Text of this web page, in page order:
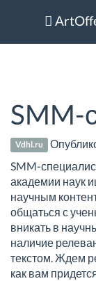
SMM-
Vdhl.ru
SMM-
академии наук
научным
общаться с
вникать в
наличие
текстом. Ждем
как вам